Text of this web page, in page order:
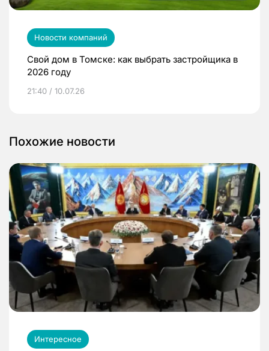
Новости компаний
Свой дом в Томске: как выбрать застройщика в
2026 году
21:40 / 10.07.26
Похожие новости
Интересное